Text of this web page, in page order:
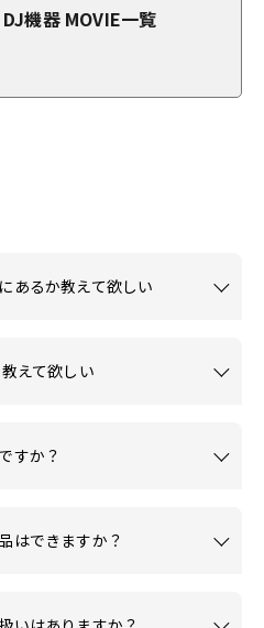
DJ機器 MOVIE一覧
あるか教えて欲しい
えて欲しい
すか？
はできますか？